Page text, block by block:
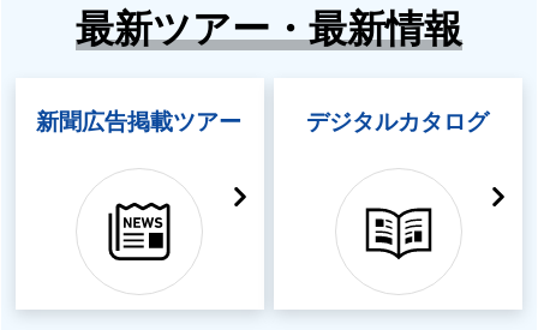
最新ツアー・最新情報
新聞広告掲載ツアー デジタルカタログ